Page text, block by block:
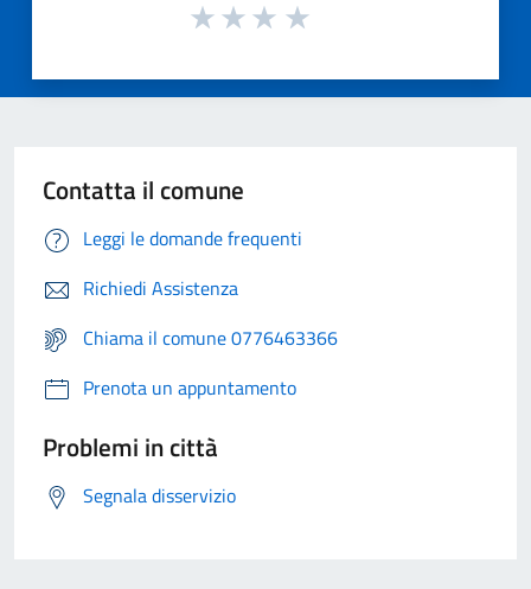
Contatta il comune
Leggi le domande frequenti
Richiedi Assistenza
Chiama il comune 0776463366
Prenota un appuntamento
Problemi in città
Segnala disservizio